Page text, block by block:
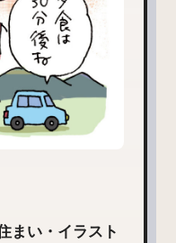
まい・イラスト